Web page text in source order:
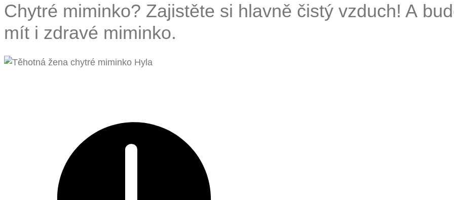
Chytré miminko? Zajistěte si hlavně čistý vzduch! A
mít i zdravé miminko.